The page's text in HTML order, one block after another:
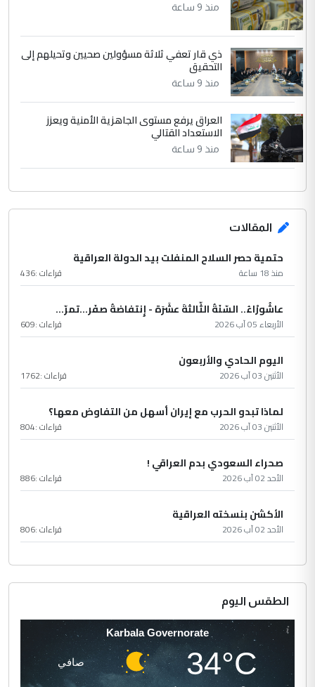
منذ 9 ساعة
ذي قار تعفي ثلاثة مسؤولين صحيين وتحيلهم إلى
التحقيق
منذ 9 ساعة
العراق يرفع مستوى الجاهزية الأمنية ويعزز
الاستعداد القتالي
منذ 9 ساعة
المقالات
حتمية حصر السلاح المنفلت بيد الدولة العراقية
منذ 18 ساعة قراءات :436
عاشُورْاءُ.. السّنَةُ الثّالثةَ عشَرَة - إِنتفاضةُ صفَر…تمرّ...
الأربعاء 05 آب 2026 قراءات :609
اليوم الحادي والأربعون
الأثنين 03 آب 2026 قراءات :1762
لماذا تبدو الحرب مع إيران أسهل من التفاوض معها؟
الأثنين 03 آب 2026 قراءات :804
صحراء السعودي بدم العراقي !
الأحد 02 آب 2026 قراءات :886
الأكشن بنسخته العراقية
الأحد 02 آب 2026 قراءات :806
الطقس اليوم
Karbala Governorate
34°C صافي